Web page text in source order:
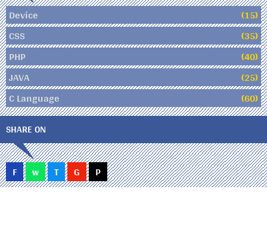
Device
(15)
CSS
(35)
PHP
(40)
JAVA
(25)
C Language
(60)
SHARE ON
F w T G P